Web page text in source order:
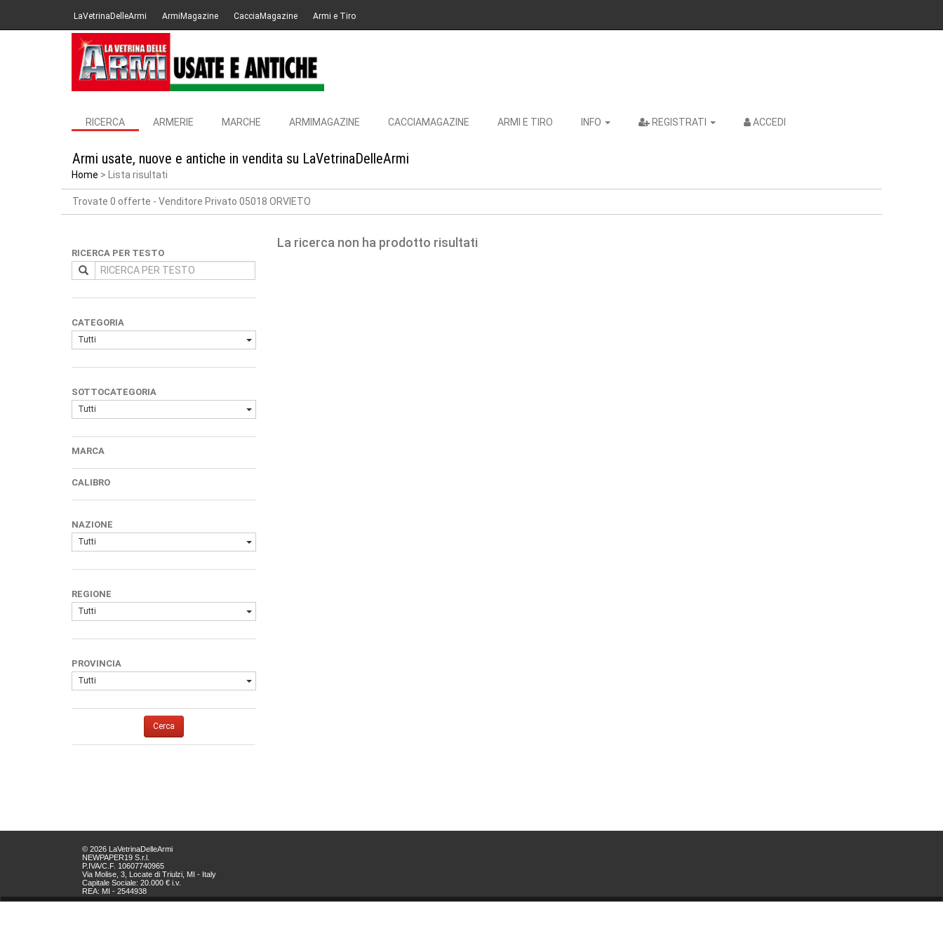
LaVetrinaDelleArmi ArmiMagazine CacciaMagazine Armi e Tiro
RICERCA ARMERIE MARCHE ARMIMAGAZINE CACCIAMAGAZINE ARMI E TIRO INFO REGISTRATI ACCEDI
Armi usate, nuove e antiche in vendita su LaVetrinaDelleArmi
Home Lista risultati
Trovate 0 offerte - Venditore Privato 05018 ORVIETO
RICERCA PER TESTO
CATEGORIA
Tutti
SOTTOCATEGORIA
Tutti
MARCA
CALIBRO
NAZIONE
Tutti
REGIONE
Tutti
PROVINCIA
Tutti
Cerca
La ricerca non ha prodotto risultati
© 2026 LaVetrinaDelleArmi
NEWPAPER19 S.r.l.
P.IVA/C.F. 10607740965
Via Molise, 3, Locate di Triulzi, MI - Italy
Capitale Sociale: 20.000 € i.v.
REA: MI - 2544938